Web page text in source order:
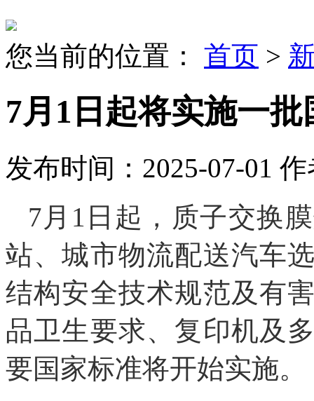
您当前的位置： 首页 >
7月1日起将实施一批
发布时间：2025-07-01 作
7月1日起，质子交换
站、城市物流配送汽车
结构安全技术规范及有
品卫生要求、复印机及
要国家标准将开始实施。